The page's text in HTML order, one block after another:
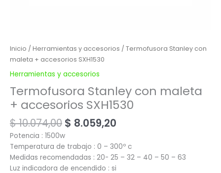
Inicio / Herramientas y accesorios / Termofusora Stanley con
maleta + accesorios SXH1530
Herramientas y accesorios
Termofusora Stanley con maleta
+ accesorios SXH1530
$10.074,00 $ 8.059,20
Potencia : 1500w
Temperatura de trabajo : 0 – 300º c
Medidas recomendadas : 20- 25 – 32 – 40 – 50 – 63
Luz indicadora de encendido : si